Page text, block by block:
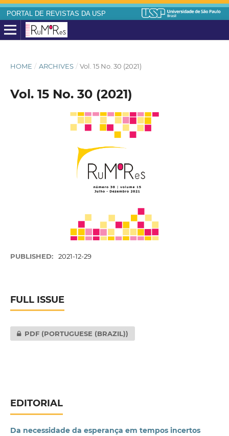
PORTAL DE REVISTAS DA USP
HOME / ARCHIVES / Vol. 15 No. 30 (2021)
Vol. 15 No. 30 (2021)
PUBLISHED: 2021-12-29
FULL ISSUE
PDF (PORTUGUESE (BRAZIL))
EDITORIAL
Da necessidade da esperança em tempos incertos